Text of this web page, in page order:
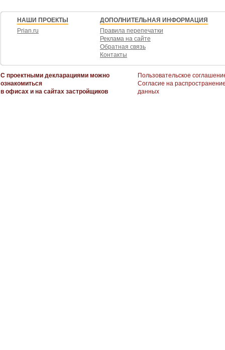
НАШИ ПРОЕКТЫ
Prian.ru
ДОПОЛНИТЕЛЬНАЯ ИНФОРМАЦИЯ
Правила перепечатки
Реклама на сайте
Обратная связь
Контакты
С проектными декларациями можно
ознакомиться
в офисах и на сайтах застройщиков
Пользовательское
Согласие на
данных